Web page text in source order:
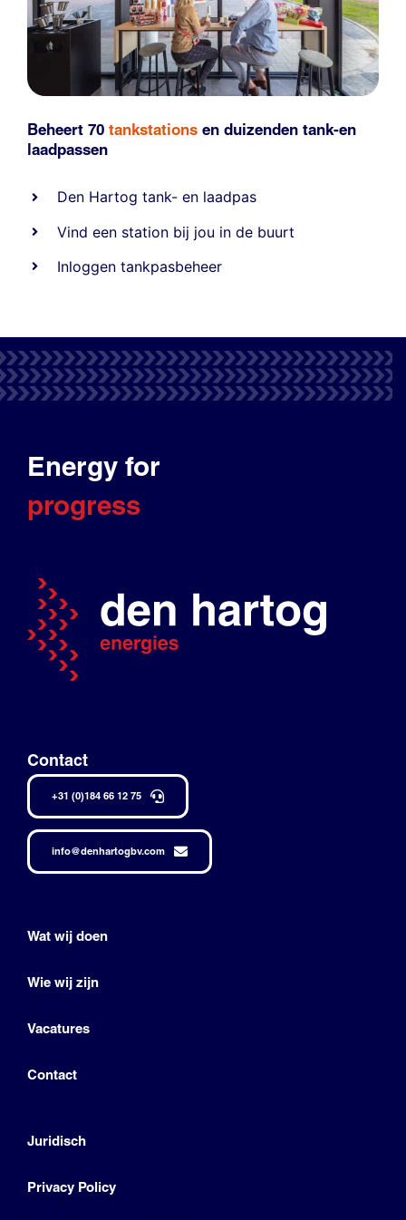
Beheert 70 tankstations en duizenden tank-en
laadpassen
Den Hartog tank- en laadpas
Vind een station bij jou in de buurt
Inloggen tankpasbeheer
Energy for
progress
Contact
+31 (0)184 66 12 75
info@denhartogbv.com
Wat wij doen
Wie wij zijn
Vacatures
Contact
Juridisch
Privacy Policy